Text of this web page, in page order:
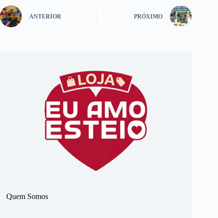
ANTERIOR PRÓXIMO
Quem Somos